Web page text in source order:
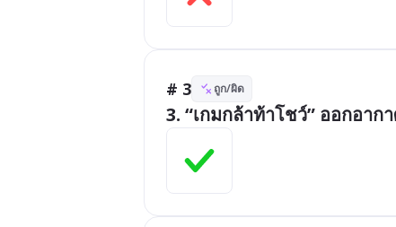
# 3 ถูก/ผิด
3. “เกมกล้าท้าโชว์” ออกอาก